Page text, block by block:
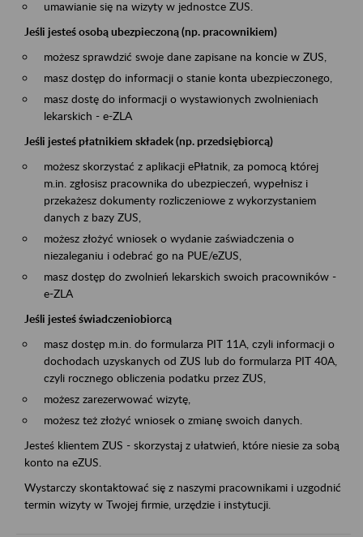
umawianie się na wizyty w jednostce ZUS.
Jeśli jesteś osobą ubezpieczoną (np. pracownikiem)
możesz sprawdzić swoje dane zapisane na koncie w ZUS,
masz dostęp do informacji o stanie konta ubezpieczonego,
masz dostę do informacji o wystawionych zwolnieniach
lekarskich - e-ZLA
Jeśli jesteś płatnikiem składek (np. przedsiębiorcą)
możesz skorzystać z aplikacji ePłatnik, za pomocą której
m.in. zgłosisz pracownika do ubezpieczeń, wypełnisz i
przekażesz dokumenty rozliczeniowe z wykorzystaniem
danych z bazy ZUS,
możesz złożyć wniosek o wydanie zaświadczenia o
niezaleganiu i odebrać go na PUE/eZUS,
masz dostęp do zwolnień lekarskich swoich pracowników -
e-ZLA
Jeśli jesteś świadczeniobiorcą
masz dostęp m.in. do formularza PIT 11A, czyli informacji o
dochodach uzyskanych od ZUS lub do formularza PIT 40A,
czyli rocznego obliczenia podatku przez ZUS,
możesz zarezerwować wizytę,
możesz też złożyć wniosek o zmianę swoich danych.
Jesteś klientem ZUS - skorzystaj z ułatwień, które niesie za sobą
konto na eZUS.
Wystarczy skontaktować się z naszymi pracownikami i uzgodnić
termin wizyty w Twojej firmie, urzędzie i instytucji.